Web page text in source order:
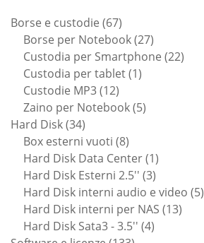
Borse e custodie 6767
prodotti
Borse per Notebook 2727
prodotti
Custodia per Smartphone 2222
Custodia per tablet 11
Custodie MP3 1212
prodotti
Zaino per Notebook 55
Hard Disk 3434
prodotti
Box esterni vuoti 88
prodotti
Hard Disk Data Center 11
prodotto
Hard Disk Esterni 2.5'' 33
prodotti
Hard Disk interni audio e video 55
Hard Disk interni per NAS 1313
Hard Disk Sata3 - 3.5'' 44